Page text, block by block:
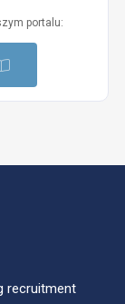
portalu:
recruitment